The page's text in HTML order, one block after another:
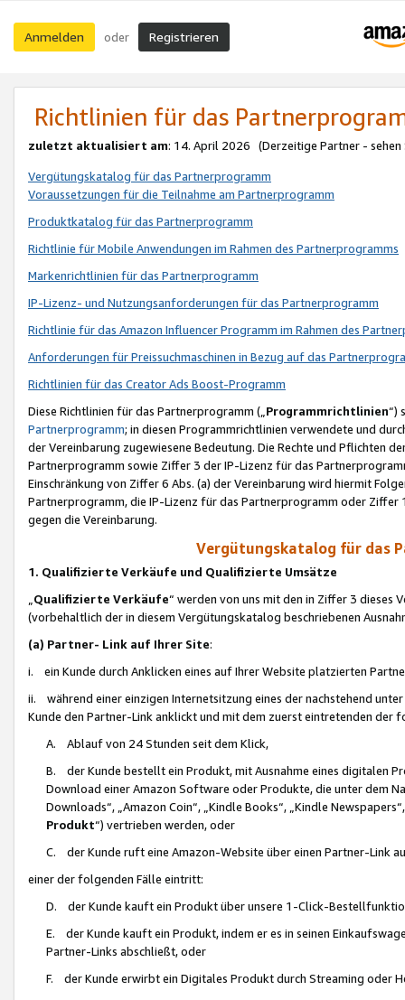
Anmelden oder Registrieren
Richtlinien für das
zuletzt aktualisiert am: 14. April 2026 (Derzeitige Partner - sehen
Vergütungskatalog für das Partnerprogramm
Voraussetzungen für die Teilnahme am Partnerprogramm
Produktkatalog für das Partnerprogramm
Richtlinie für Mobile Anwendungen im Rahmen des Partnerprogramms
Markenrichtlinien für das Partnerprogramm
IP-Lizenz- und Nutzungsanforderungen für das Partnerprogramm
Richtlinie für das Amazon Influencer Programm im Rahmen des
Anforderungen für Preissuchmaschinen in Bezug auf das
Richtlinien für das Creator Ads Boost-Programm
Diese Richtlinien für das Partnerprogramm („Programmrichtlinien“)
Partnerprogramm; in diesen Programmrichtlinien verwendete und
der Vereinbarung zugewiesene Bedeutung. Die Rechte und Pflichten
Partnerprogramm sowie Ziffer 3 der IP-Lizenz für das
Einschränkung von Ziffer 6 Abs. (a) der Vereinbarung wird hiermit
Partnerprogramm, die IP-Lizenz für das Partnerprogramm oder
gegen die Vereinbarung.
Vergütungskatalog für das
1. Qualifizierte Verkäufe und Qualifizierte Umsätze
Qualifizierte Verkäufe“ werden von uns mit den in Ziffer 3
(vorbehaltlich der in diesem Vergütungskatalog beschriebenen
(a) Partner- Link auf Ihrer Site:
i. ein Kunde durch Anklicken eines auf Ihrer Website platzierten
ii. während einer einzigen Internetsitzung eines der nachstehend
Kunde den Partner-Link anklickt und mit dem zuerst eintretenden der
A. Ablauf von 24 Stunden seit dem Klick,
B. der Kunde bestellt ein Produkt, mit Ausnahme eines digitalen
Download einer Amazon Software oder Produkte, die unter dem
Downloads“, „Amazon Coin“, „Kindle Books“, „Kindle
Produkt“) vertrieben werden, oder
C. der Kunde ruft eine Amazon-Website über einen Partner-Link
einer der folgenden Fälle eintritt:
D. der Kunde kauft ein Produkt über unsere 1-Click-
E. der Kunde kauft ein Produkt, indem er es in seinen
Partner-Links abschließt, oder
F. der Kunde erwirbt ein Digitales Produkt durch Streaming oder